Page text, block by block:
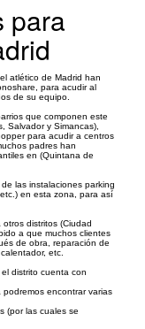
para
atlético de Madrid han
para acudir al
de su equipo.
que componen este
Salvador y Simancas),
para acudir a centros
padres han
en (Quintana de
las instalaciones parking
en esta zona, para así
distritos (Ciudad
a que muchos clientes
de obra, reparación de
etc.
distrito cuenta con
encontrar varias
(por las cuales se